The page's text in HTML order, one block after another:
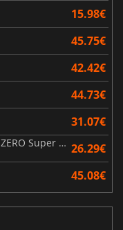
15.98€
45.75€
42.42€
44.73€
31.07€
DRAGON BALL Sparking! ZERO Super Limit Breaking NEO 26.29€
45.08€